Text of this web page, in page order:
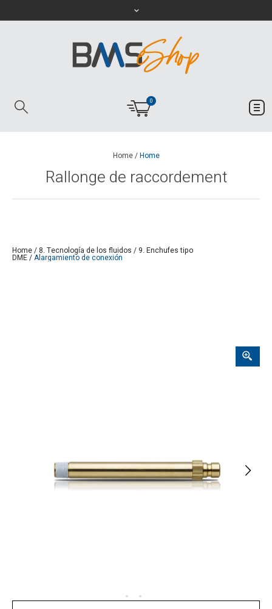
0
Home/Home
Rallonge de raccordement
Home/8. Tecnología de los fluidos / 9. Enchufes tipo
DME/Alargamiento de conexión